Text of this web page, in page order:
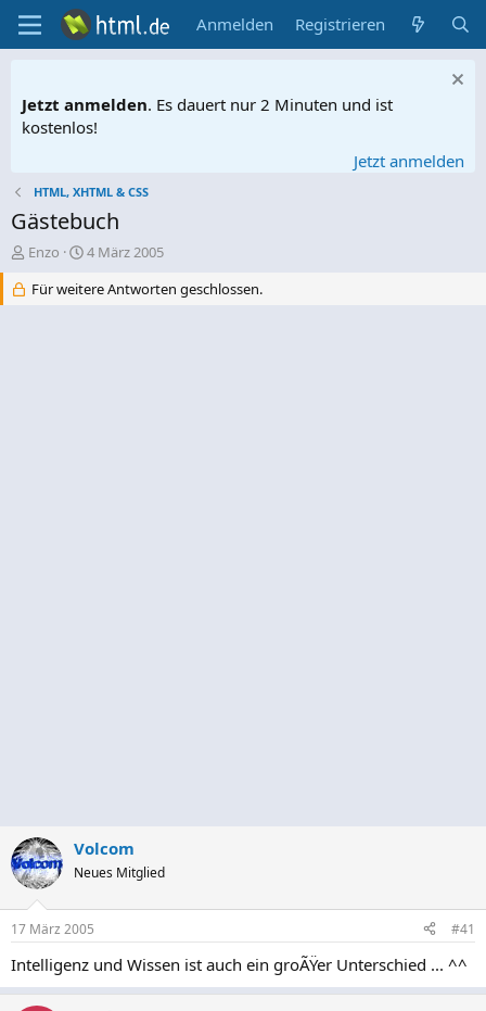
Anmelden Registrieren
Jetzt anmelden. Es dauert nur 2 Minuten und ist
kostenlos!
Jetzt anmelden
HTML, XHTML & CSS
Gästebuch
E
s
Enzo
E
s
4 März 2005
Für weitere Antworten geschlossen.
Volcom
Neues Mitglied
17 März 2005 #41
Intelligenz und Wissen ist auch ein groÃŸer Unterschied ... ^^